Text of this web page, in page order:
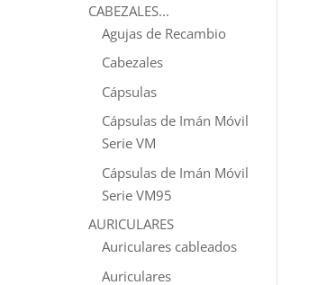
CABEZALES...
Agujas de Recambio
Cabezales
Cápsulas
Cápsulas de Imán Móvil
Serie VM
Cápsulas de Imán Móvil
Serie VM95
AURICULARES
Auriculares cableados
Auriculares